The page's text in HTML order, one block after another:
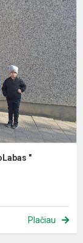
"
Plačiau